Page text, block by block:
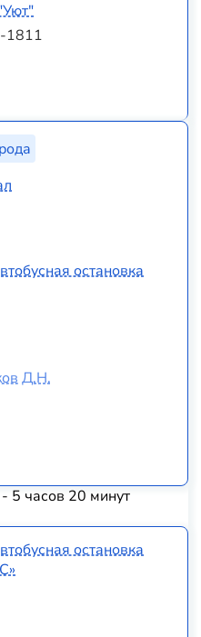
1811
остановка
Д.Н.
5 часов 20 минут
остановка